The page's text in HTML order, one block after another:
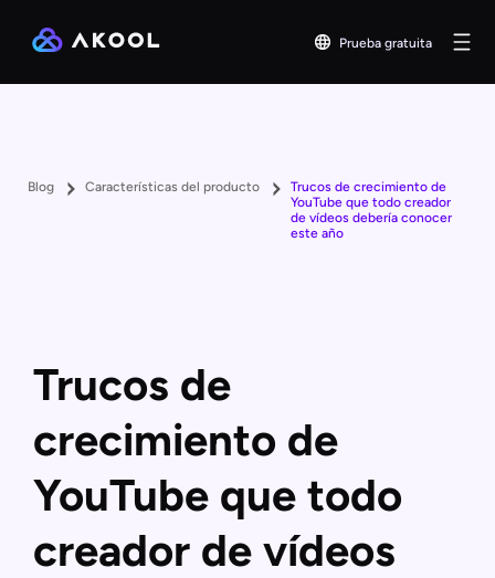
Prueba gratuita
Blog Características del producto
Trucos de crecimiento de
YouTube que todo creador
de vídeos debería conocer
este año
Trucos de
crecimiento de
YouTube que todo
creador de vídeos